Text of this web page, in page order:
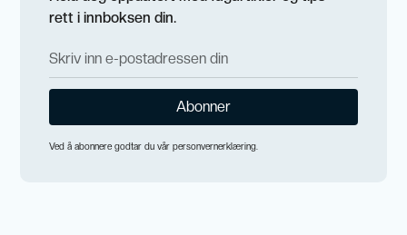
rett i innboksen din.
Ved å abonnere godtar du vår personvernerklæring.